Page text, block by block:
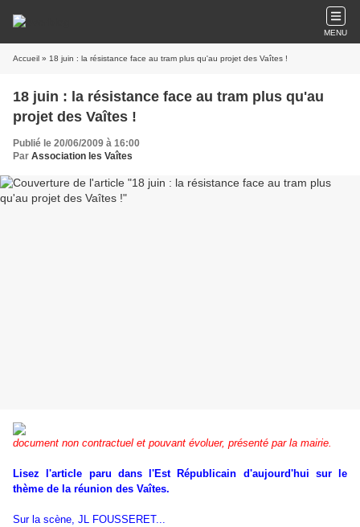
MENU
Accueil » 18 juin : la résistance face au tram plus qu'au projet des Vaîtes !
18 juin : la résistance face au tram plus qu'au
projet des Vaîtes !
Publié le 20/06/2009 à 16:00
Par Association les Vaîtes
document non contractuel et pouvant évoluer, présenté par la mairie.
Lisez l'article paru dans l'Est Républicain d'aujourd'hui sur le
thème de la réunion des Vaîtes.
Sur la scène, JL FOUSSERET...